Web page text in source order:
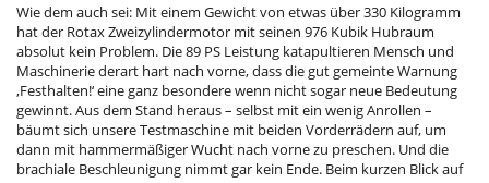
Wie dem auch sei: Mit einem Gewicht von etwas über 330 Kilogramm
hat der Rotax Zweizylindermotor mit seinen 976 Kubik Hubraum
absolut kein Problem. Die 89 PS Leistung katapultieren Mensch und
Maschinerie derart hart nach vorne, dass die gut gemeinte Warnung
‚Festhalten!‘ eine ganz besondere wenn nicht sogar neue Bedeutung
gewinnt. Aus dem Stand heraus – selbst mit ein wenig Anrollen –
bäumt sich unsere Testmaschine mit beiden Vorderrädern auf, um
dann mit hammermäßiger Wucht nach vorne zu preschen. Und die
brachiale Beschleunigung nimmt gar kein Ende. Beim kurzen Blick auf